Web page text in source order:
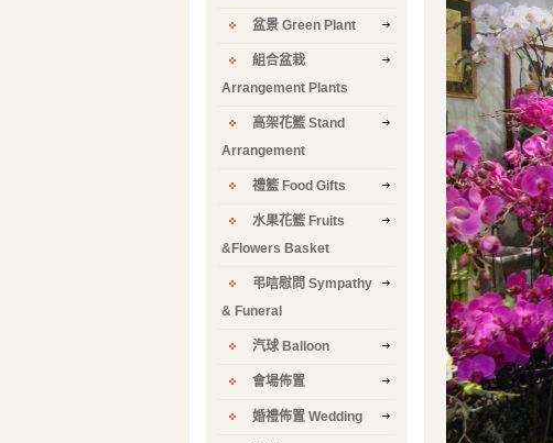
盆景 Green Plant
組合盆栽
Arrangement Plants
高架花籃 Stand
Arrangement
禮籃 Food Gifts
水果花籃 Fruits
&Flowers Basket
弔唁慰問 Sympathy
& Funeral
汽球 Balloon
會場佈置
婚禮佈置 Wedding